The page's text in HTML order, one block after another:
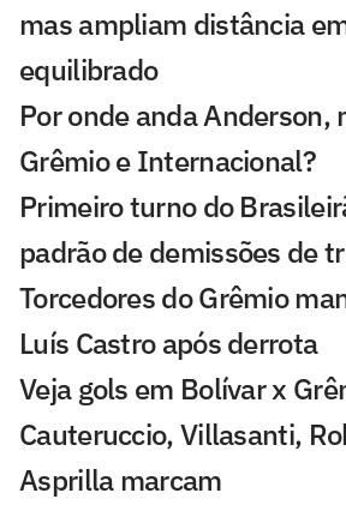
mas ampliam distância
equilibrado
Por onde anda Anderson,
Grêmio e Internacional?
Primeiro turno do
padrão de demissões de
Torcedores do Grêmio
Luís Castro após derrota
Veja gols em Bolívar x
Cauteruccio, Villasanti,
Asprilla marcam